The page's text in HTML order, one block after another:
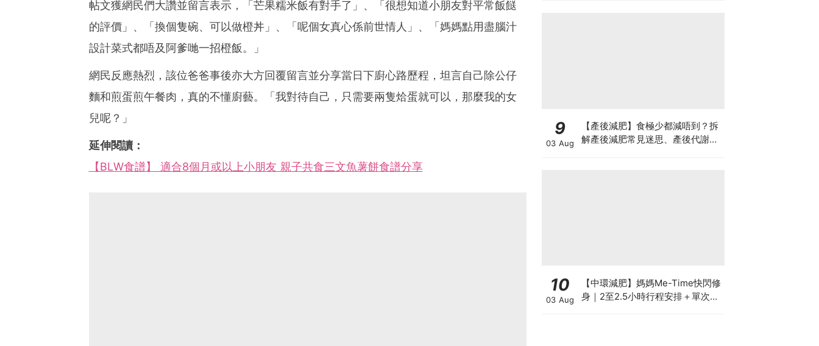
帖文獲網民們大讚並留言表示，「芒果糯米飯有對手了」、「很想知道小朋友對平常飯餸
的評價」、「換個隻碗、可以做橙丼」、「呢個女真心係前世情人」、「媽媽點用盡腦汁
設計菜式都唔及阿爹哋一招橙飯。」
網民反應熱烈，該位爸爸事後亦大方回覆留言並分享當日下廚心路歷程，坦言自己除公仔
麵和煎蛋煎午餐肉，真的不懂廚藝。「我對待自己，只需要兩隻烚蛋就可以，那麼我的女
兒呢？」
延伸閱讀：
【BLW食譜】 適合8個月或以上小朋友 親子共食三文魚薯餅食譜分享
9
03 Aug
【產後減肥】食極少都減唔到？拆
解產後減肥常見迷思、產後代謝、
10
03 Aug
【中環減肥】媽媽Me-Time快閃修
身｜2至2.5小時行程安排＋單次收